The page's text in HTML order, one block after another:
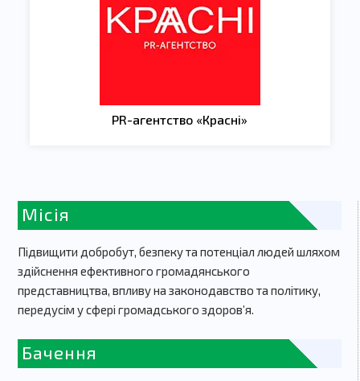
PR-агентство «Красні»
Місія
Підвищити добробут, безпеку та потенціал людей шляхом
здійснення ефективного громадянського
представництва, впливу на законодавство та політику,
передусім у сфері громадського здоров’я.
Бачення